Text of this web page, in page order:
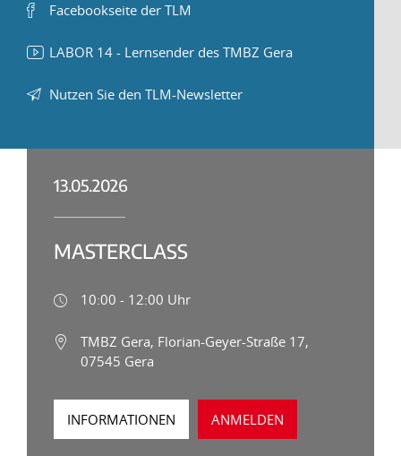
Facebookseite der TLM
LABOR 14 - Lernsender des TMBZ Gera
Nutzen Sie den TLM-Newsletter
13.05.2026
MASTERCLASS
10:00 - 12:00 Uhr
TMBZ Gera, Florian-Geyer-Straße 17,
07545 Gera
INFORMATIONEN ANMELDEN